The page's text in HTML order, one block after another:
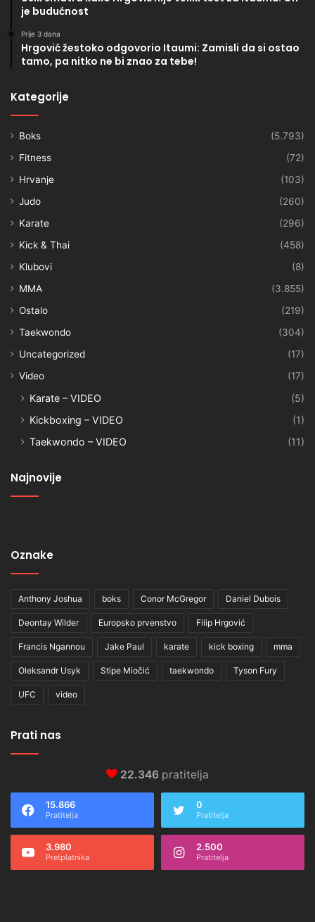
je budućnost
Prije 3 dana
Hrgović žestoko odgovorio Itaumi: Zamisli da si ostao
tamo, pa nitko ne bi znao za tebe!
Kategorije
Boks
(5.793)
Fitness
(72)
Hrvanje
(103)
Judo
(260)
Karate
(296)
Kick & Thai
(458)
Klubovi
(8)
MMA
(3.855)
Ostalo
(219)
Taekwondo
(304)
Uncategorized
(17)
Video
(17)
Karate – VIDEO
(5)
Kickboxing – VIDEO
(1)
Taekwondo – VIDEO
(11)
Najnovije
Oznake
Anthony Joshua boks Conor McGregor Daniel Dubois
Deontay Wilder Europsko prvenstvo Filip Hrgović
Francis Ngannou Jake Paul karate kick boxing mma
Oleksandr Usyk Stipe Miočić taekwondo Tyson Fury
UFC video
Prati nas
22.346 pratitelja
15.866
Pratitelja
0
Pratitelja
3.980
Pretplatnika
2.500
Pratitelja